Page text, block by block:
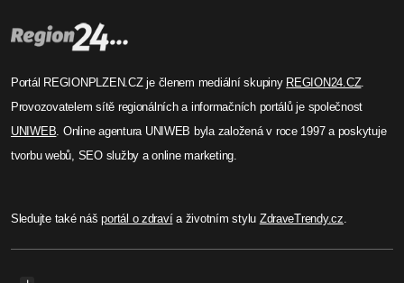
Portál REGIONPLZEN.CZ je členem mediální skupiny REGION24.CZ.
Provozovatelem sítě regionálních a informačních portálů je společnost
UNIWEB . Online agentura UNIWEB byla založená v roce 1997 a poskytuje
tvorbu webů, SEO služby a online marketing.
Sledujte také nášportál o zdravía životním stylu ZdraveTrendy.cz